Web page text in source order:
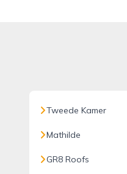
Tweede Kamer
Mathilde
GR8 Roofs